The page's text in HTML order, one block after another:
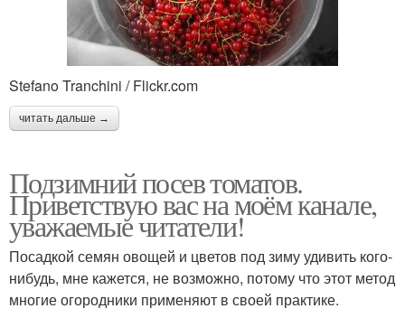
Stefano Tranchini / Flickr.com
читать дальше →
Подзимний посев томатов.
Приветствую вас на моём канале,
уважаемые читатели!
Посадкой семян овощей и цветов под зиму удивить кого-
нибудь, мне кажется, не возможно, потому что этот метод
многие огородники применяют в своей практике.